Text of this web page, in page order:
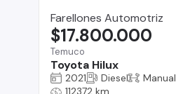
Farellones Automotriz
Temuco
Toyota Hilux
$17.800.000
2021 Diesel
Manual
112372 km